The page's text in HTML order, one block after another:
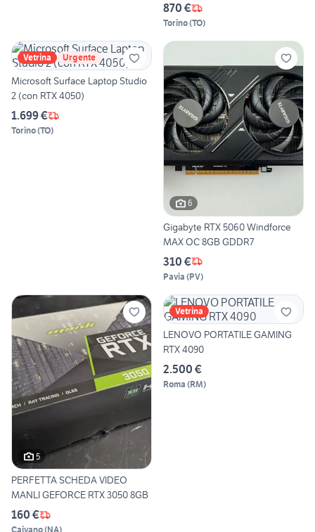
870 €
Torino(TO)
Vetrina Urgente
Microsoft Surface Laptop Studio
2 (con RTX 4050)
1.699 €
Torino(TO)
6
Gigabyte RTX 5060 Windforce
MAX OC 8GB GDDR7
310 €
Pavia (PV)
5
PERFETTA SCHEDA VIDEO
MANLI GEFORCE RTX 3050 8GB
160 €
Caivano(NA)
Vetrina
LENOVO PORTATILE GAMING
RTX 4090
2.500 €
Roma (RM)